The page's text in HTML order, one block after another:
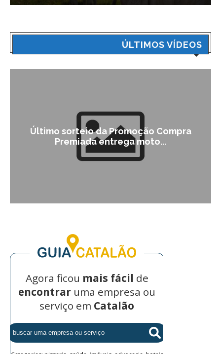
ÚLTIMOS VÍDEOS
Último sorteio da Promoção Compra
Premiada entrega moto...